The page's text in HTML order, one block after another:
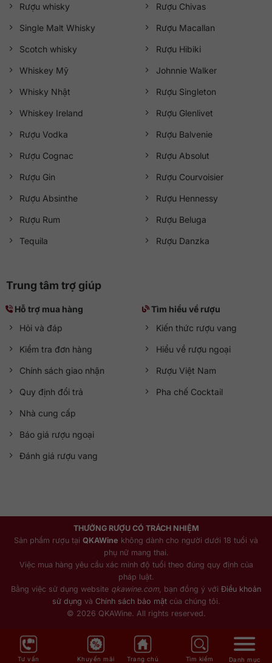
Rượu whisky
Single Malt Whisky
Scotch whisky
Whiskey Mỹ
Whisky Nhật
Whiskey Ireland
Rượu Vodka
Rượu Cognac
Rượu Gin
Rượu Absinthe
Rượu Rum
Tequila
Rượu Chivas
Rượu Macallan
Rượu Hibiki
Johnnie Walker
Rượu Singleton
Rượu Glenlivet
Rượu Balvenie
Rượu Absolut
Rượu Courvoisier
Rượu Hennessy
Rượu Beluga
Rượu Danzka
Trung tâm trợ giúp
Hỗ trợ mua hàng
Hỏi và đáp
Kiểm tra đơn hàng
Chính sách giao nhận
Quy định đổi trả
Nhà cung cấp
Báo giá rượu ngoại
Đánh giá rượu vang
Tìm hiểu về rượu
Kiến thức rượu vang
Hiểu về rượu ngoại
Rượu Việt Nam
Pha chế Cocktail
THƯỞNG RƯỢU CÓ TRÁCH NHIỆM
Sản phẩm rượu tại QKAWine không dành cho người dưới 18 tuổi và
phụ nữ mang thai.
Việc mua hàng yêu cầu xác minh độ tuổi theo đúng quy định của
pháp luật.
Bằng việc sử dụng website qkawine.com , bạn đồng ý với Điều khoản
sử dụng và Chính sách bảo mậtcủa chúng tôi.
© 2026 QKAWine. All rights reserved.
Tư vấn Khuyến mãi Trang chủ Tìm kiếm Danh mục